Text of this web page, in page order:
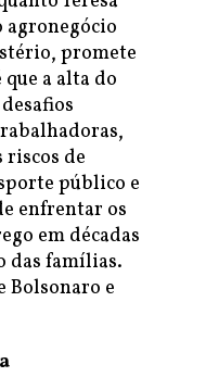
promete
a alta do
riscos de
público e
enfrentar os
em décadas
das famílias.
Bolsonaro e